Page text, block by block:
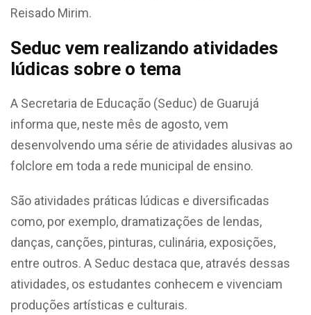
Reisado Mirim.
Seduc vem realizando atividades
lúdicas sobre o tema
A Secretaria de Educação (Seduc) de Guarujá
informa que, neste mês de agosto, vem
desenvolvendo uma série de atividades alusivas ao
folclore em toda a rede municipal de ensino.
São atividades práticas lúdicas e diversificadas
como, por exemplo, dramatizações de lendas,
danças, canções, pinturas, culinária, exposições,
entre outros. A Seduc destaca que, através dessas
atividades, os estudantes conhecem e vivenciam
produções artísticas e culturais.